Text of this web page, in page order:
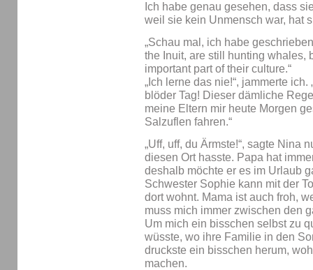
Ich habe genau gesehen, dass
weil sie kein Unmensch war, hat
„Schau mal, ich habe
the Inuit, are still hunting whales,
important part of their culture.“
„Ich lerne das nie!“, jammerte
blöder Tag! Dieser dämliche
meine Eltern mir heute Morgen
Salzuflen fahren.“
„Uff, uff, du Ärmste!“, sagte Nina
diesen Ort hasste. Papa hat
deshalb möchte er es im Urlaub
Schwester Sophie kann mit der
dort wohnt. Mama ist auch froh,
muss mich immer zwischen den
Um mich ein bisschen selbst zu
wüsste, wo ihre Familie in den
druckste ein bisschen herum,
machen.